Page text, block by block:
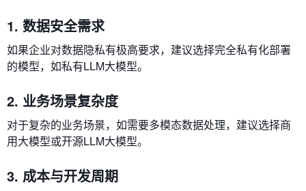
1. 数据安全需求
如果企业对数据隐私有极高要求，建议选择完全私有化部署
的模型，如私有LLM大模型。
2. 业务场景复杂度
对于复杂的业务场景，如需要多模态数据处理，建议选择商
用大模型或开源LLM大模型。
3. 成本与开发周期